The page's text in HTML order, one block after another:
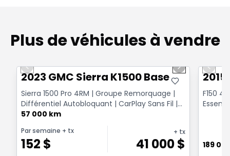
Plus de véhicules à vendre
Previous slide Next slide
2023 GMC Sierra K1500 Base
Sierra 1500 Pro 4RM | Groupe Remorquage |
Différentiel Autobloquant | CarPlay Sans Fil |
Doublure Va...
57 000 km
Par semaine + tx
152 $
+ tx
41 000$
2015
F150
189